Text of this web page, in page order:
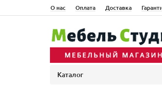
О нас Оплата Доставка
Каталог